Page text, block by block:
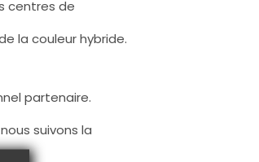
centres de
la couleur hybride.
partenaire.
suivons la